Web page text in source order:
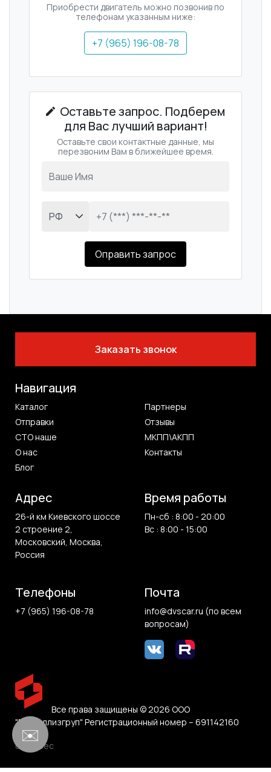
Приобрести двигатель можно позвонив по
телефонам указанным ниже:
+7 (965) 196-08-78
Оставьте запрос. Подберем
для Вас лучший вариант!
Оставьте свои контактные данные, мы
перезвоним Вам в ближейшее время.
Оправить запрос
Заказать звонок
Все права защищены © 2026 ООО
"Белвиллизгруп" Регистрационный номер – 691142160
Навигация
Каталог
Партнеры
Отправки
Отзывы
СТО наше
МКПП\АКПП
О нас
Контакты
Блог
Адрес
26-й км Киевского шоссе
2 строение 2,
Московский, Москва,
Россия
Время работы
Пн-сб : 8:00 - 20:00
Вс : 8:00 - 15:00
Телефоны
+7 (965) 196-08-78
Почта
info@dvscar.ru (по всем
вопросам)
0.855 sec
✉️